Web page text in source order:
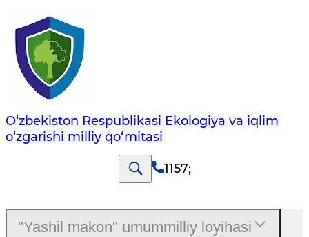
O‘zbekiston Respublikasi Ekologiya va iqlim
o‘zgarishi milliy qo‘mitasi
1157;
"Yashil makon" umummilliy loyihasi